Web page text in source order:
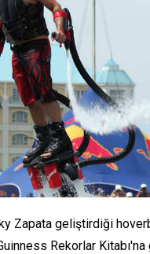
Zapata geliştirdiği
Rekorlar Kitabı'na